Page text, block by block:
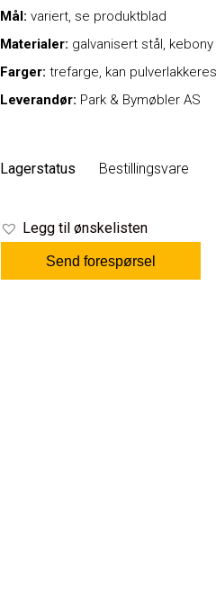
Mål: variert, se produktblad
Materialer: galvanisert stål,
Farger: trefarge, kan
Leverandør: Park & Bymøbler AS
Lagerstatus Bestillingsvare
Legg til ønskelisten
Send forespørsel